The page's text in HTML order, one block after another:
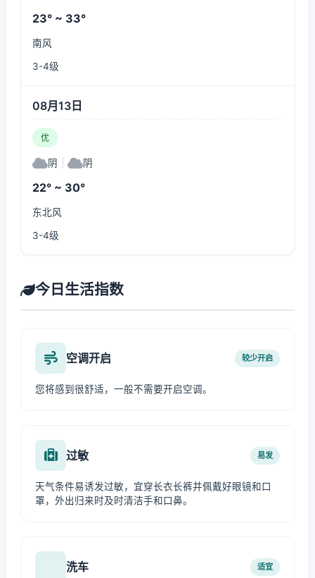
23° ~ 33°
南风
3-4级
08月13日
优
阴 阴
22° ~ 30°
东北风
3-4级
今日生活指数
空调开启 较少开启
您将感到很舒适，一般不需要开启空调。
过敏 易发
天气条件易诱发过敏，宜穿长衣长裤并佩戴好眼镜和口
罩，外出归来时及时清洁手和口鼻。
洗车 适宜